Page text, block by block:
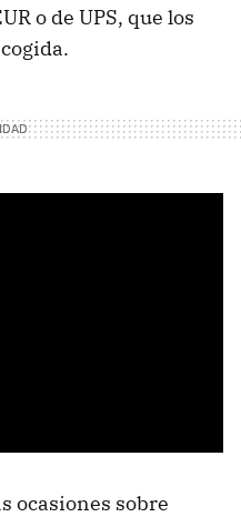
o de UPS, que los
ocasiones sobre